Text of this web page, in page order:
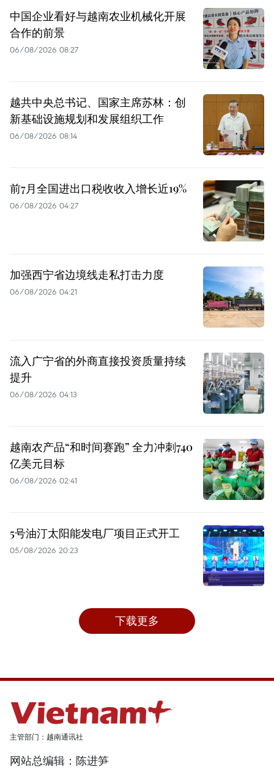
中国企业看好与越南农业机械化开展
合作的前景
06/08/2026 08:27
越共中央总书记、国家主席苏林：创
新基础设施规划和发展组织工作
06/08/2026 08:14
前7月全国进出口税收收入增长近19%
06/08/2026 04:27
加强西宁省边境线走私打击力度
06/08/2026 04:21
流入广宁省的外商直接投资质量持续
提升
06/08/2026 04:13
越南农产品“和时间赛跑” 全力冲刺740
亿美元目标
06/08/2026 02:41
5号油汀太阳能发电厂项目正式开工
05/08/2026 20:23
下载更多
主管部门：越南通讯社
网站总编辑：陈进笋